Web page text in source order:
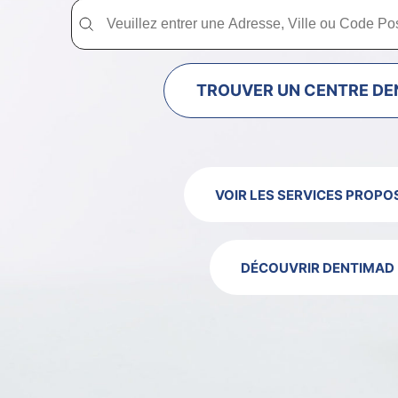
Trouver un centre dentaire Dentimad près
Trouver un centre dentaire Dentimad près de chez vous
TROUVER UN CENTRE
VOIR LES SERVICES
DÉCOUVRIR DENTIMAD